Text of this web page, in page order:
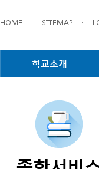
HOME · SITEMAP ·
학교소개